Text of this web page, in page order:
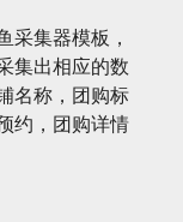
采集器模板，
集出相应的数
名称，团购标
约，团购详情